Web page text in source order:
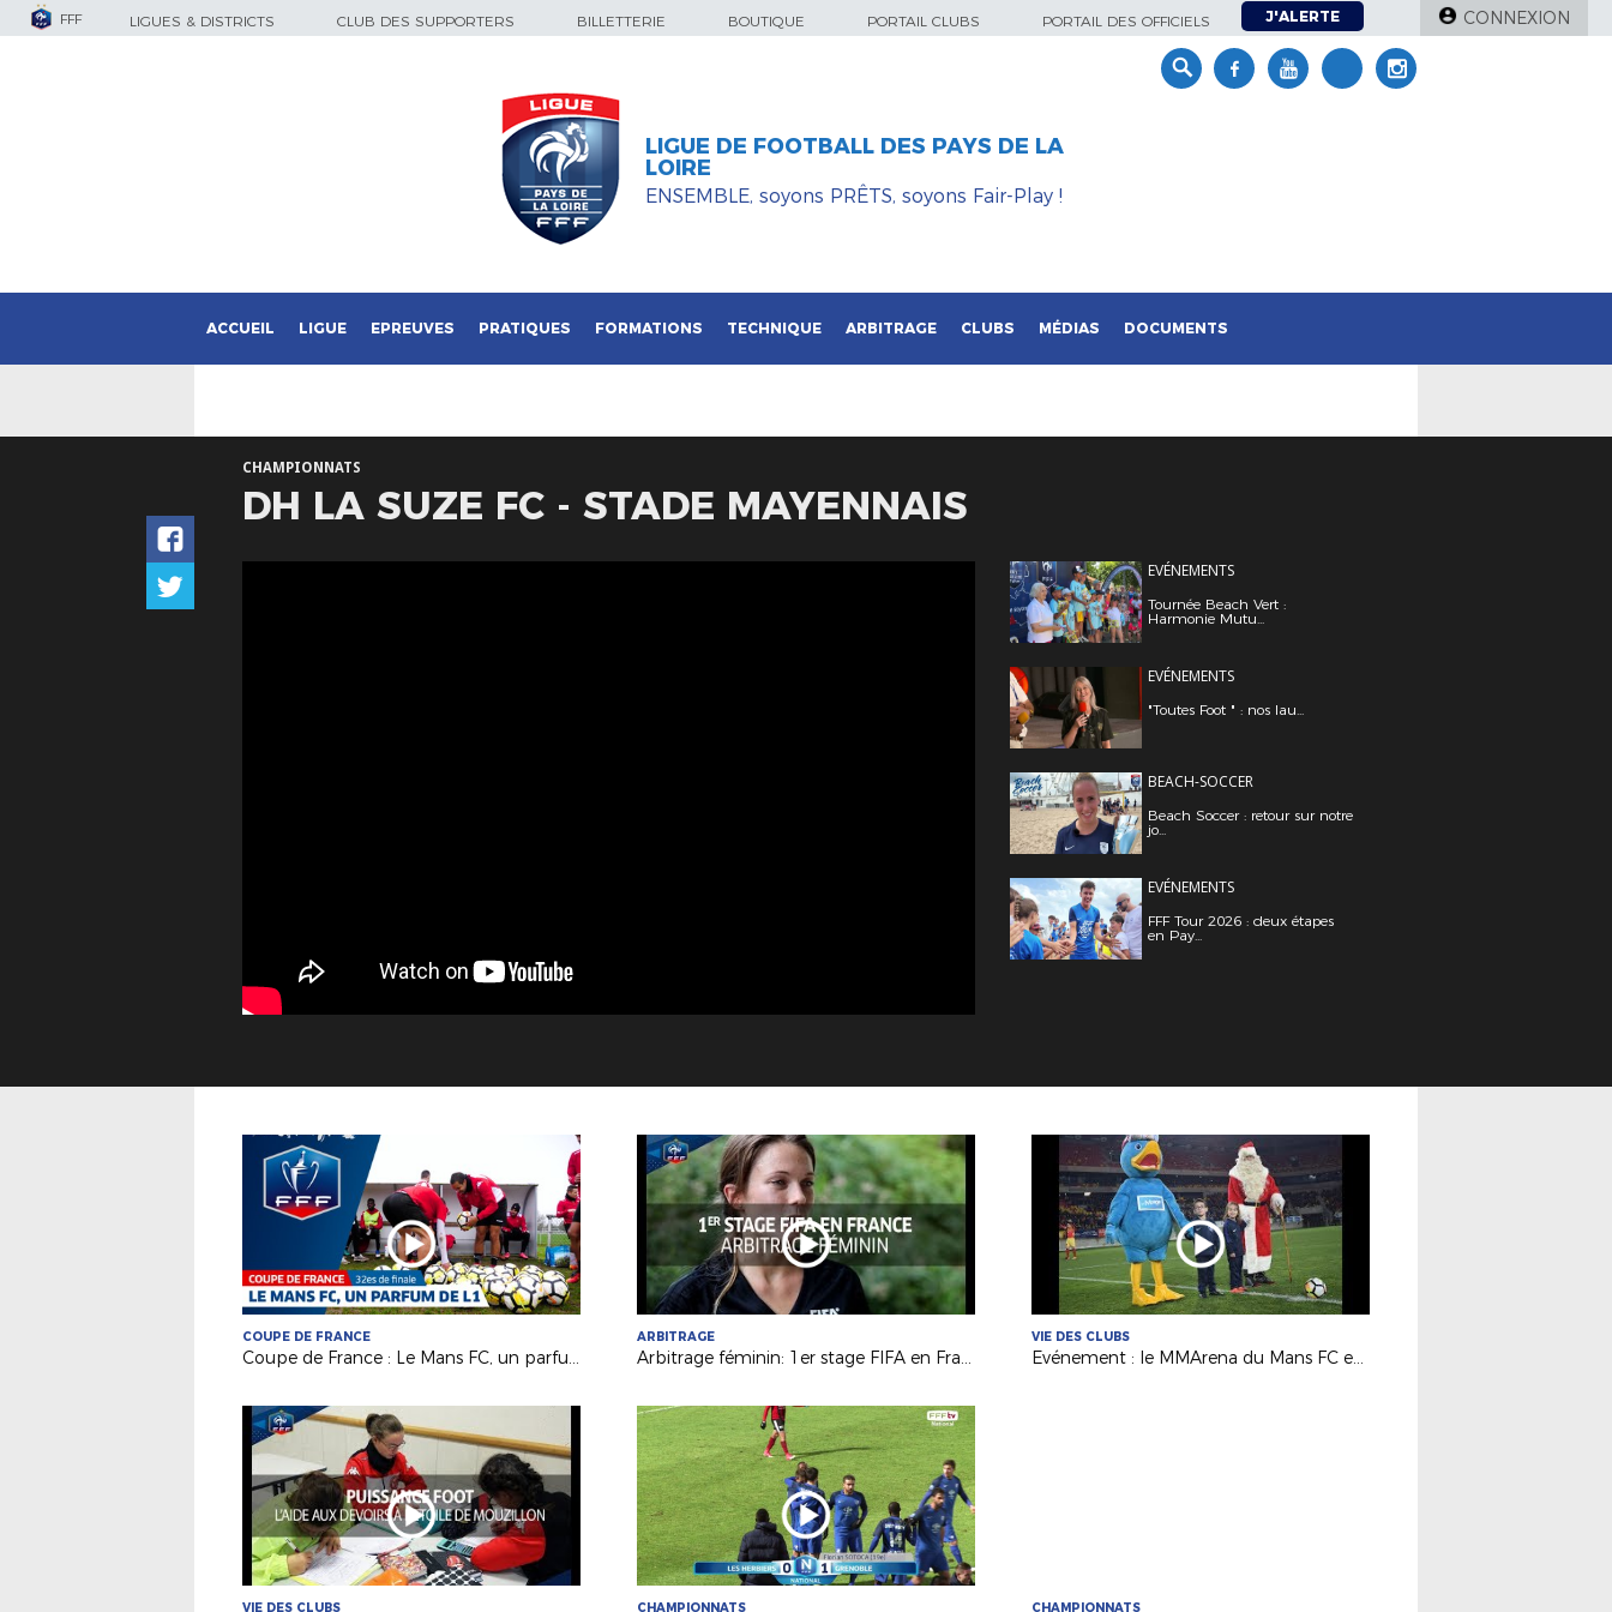
FFF LIGUES & DISTRICTS CLUB DES SUPPORTERS BILLETTERIE BOUTIQUE PORTAIL CLUBS PORTAIL DES OFFICIELS J'ALERTE CONNEXION
LIGUE DE FOOTBALL DES PAYS DE LA
LOIRE
ENSEMBLE, soyons PRÊTS, soyons Fair-Play !
ACCUEIL LIGUE EPREUVES PRATIQUES FORMATIONS TECHNIQUE ARBITRAGE CLUBS MÉDIAS DOCUMENTS
CHAMPIONNATS
DH LA SUZE FC - STADE MAYENNAIS
EVÉNEMENTS
Tournée Beach Vert :
Harmonie Mutu...
EVÉNEMENTS
"Toutes Foot " : nos lau...
BEACH-SOCCER
Beach Soccer : retour sur notre
jo...
EVÉNEMENTS
FFF Tour 2026 : deux étapes
en Pay...
COUPE DE FRANCE
Coupe de France : Le Mans FC, un parfum de L1 au MMA !
ARBITRAGE
Arbitrage féminin: 1er stage FIFA en France
VIE DES CLUBS
Evénement : le MMArena du Mans FC en mode Noël !
VIE DES CLUBS CHAMPIONNATS CHAMPIONNATS